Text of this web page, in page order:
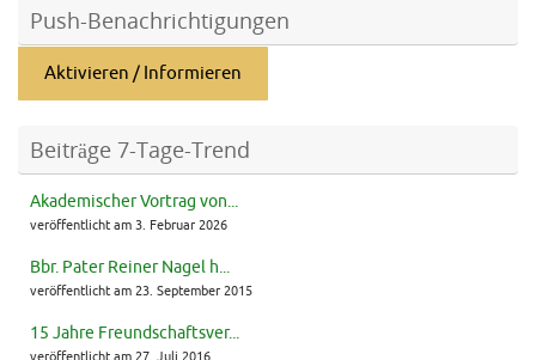
Push-Benachrichtigungen
Aktivieren / Informieren
Beiträge 7-Tage-Trend
Akademischer Vortrag von...
veröffentlicht am 3. Februar 2026
Bbr. Pater Reiner Nagel h...
veröffentlicht am 23. September 2015
15 Jahre Freundschaftsver...
veröffentlicht am 27. Juli 2016